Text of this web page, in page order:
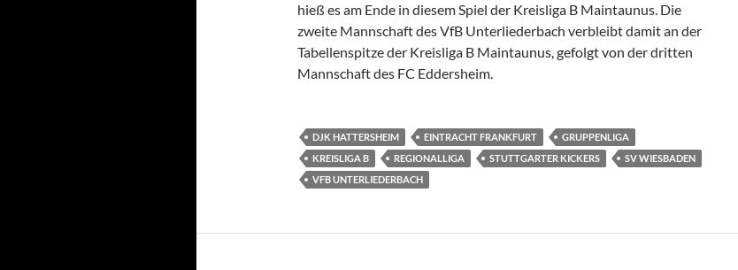
hieß es am Ende in diesem Spiel der Kreisliga B Maintaunus. Die
zweite Mannschaft des VfB Unterliederbach verbleibt damit an der
Tabellenspitze der Kreisliga B Maintaunus, gefolgt von der dritten
Mannschaft des FC Eddersheim.
DJK HATTERSHEIM EINTRACHT FRANKFURT
GRUPPENLIGA
KREISLIGA B
REGIONALLIGA STUTTGARTER KICKERS
SV WIESBADEN
VFB UNTERLIEDERBACH